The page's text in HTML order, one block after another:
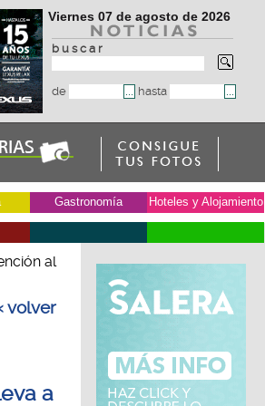
Viernes 07 de agosto de 2026
b u s c a r
de hasta
Gastronomía Hoteles y Alojamiento
al
volver
a